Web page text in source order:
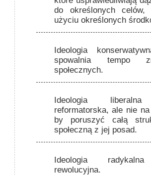
do określonych celów,
użyciu określonych
Ideologia
spowalnia tempo
społecznych.
Ideologia liberalna
reformatorska, ale nie
by poruszyć całą
społeczną z jej posad.
Ideologia radykalna
rewolucyjna.